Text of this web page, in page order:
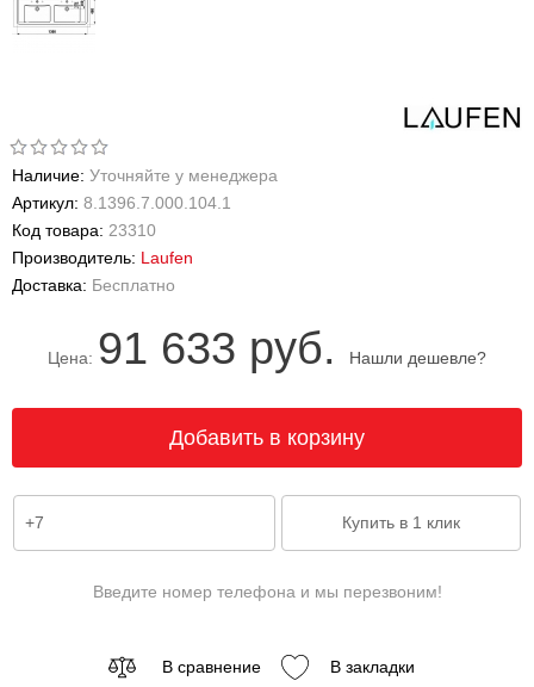
Наличие: Уточняйте у менеджера
Артикул: 8.1396.7.000.104.1
Код товара: 23310
Производитель: Laufen
Доставка: Бесплатно
Цена: 91 633 руб. Нашли дешевле?
Введите номер телефона и мы перезвоним!
В сравнение В закладки